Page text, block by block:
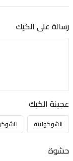
رسالة على الكيك
عجينة الكيك
الشوكولاتة
حشوة